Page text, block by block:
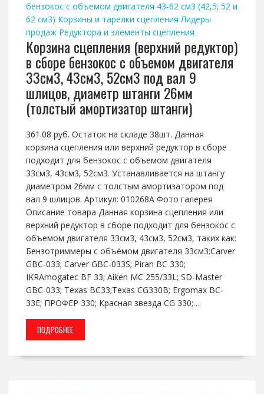
бензокос с объемом двигателя 43-62 см3 (42,5; 52 и
62 см3) Корзины и тарелки сцепления Лидеры
продаж Редуктора и элементы сцепления
Корзина сцепления (верхний редуктор)
в сборе бензокос с объемом двигателя
33см3, 43см3, 52см3 под вал 9
шлицов, диаметр штанги 26мм
(толстый амортизатор штанги)
361.08 руб. Остаток на складе 38шт. Данная
корзина сцепления или верхний редуктор в сборе
подходит для бензокос с объемом двигателя
33см3, 43см3, 52см3. Устанавливается на штангу
диаметром 26мм с толстым амортизатором под
вал 9 шлицов. Артикул: 010268A Фото галерея
Описание товара Данная корзина сцепления или
верхний редуктор в сборе подходит для бензокос с
объемом двигателя 33см3, 43см3, 52см3, таких как:
Бензотриммеры с объёмом двигателя 33см3:Carver
GBC-033; Carver GBC-033S; Piran BC 330;
IKRAmogatec BF 33; Aiken MC 255/33L; SD-Master
GBC-033; Texas BC33;Texas CG330B; Ergomax BC-
33E; ПРОФЕР 330; Красная звезда CG 330;…
ПОДРОБНЕЕ